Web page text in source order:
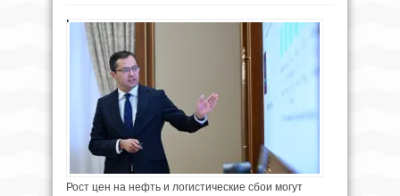
Рост цен на нефть и логистические сбои могут